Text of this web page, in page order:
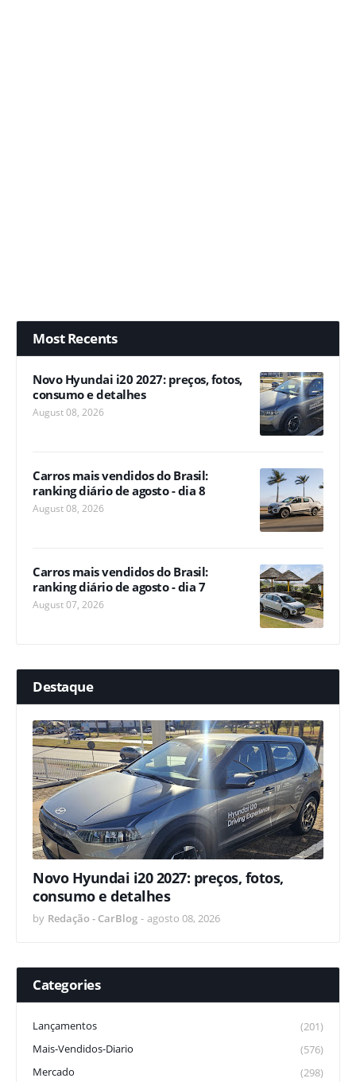
Most Recents
Novo Hyundai i20 2027: preços, fotos,
consumo e detalhes
August 08, 2026
Carros mais vendidos do Brasil:
ranking diário de agosto - dia 8
August 08, 2026
Carros mais vendidos do Brasil:
ranking diário de agosto - dia 7
August 07, 2026
Destaque
Novo Hyundai i20 2027: preços, fotos,
consumo e detalhes
by Redação - CarBlog - agosto 08, 2026
Categories
Lançamentos
(201)
Mais-Vendidos-Diario
(576)
Mercado
(298)